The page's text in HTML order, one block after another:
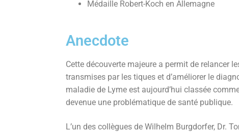
Médaille Robert-Koch en Allemagne
Anecdote
Cette découverte majeure a permit de relancer
transmises par les tiques et d’améliorer le
maladie de Lyme est aujourd’hui classée
devenue une problématique de santé publique.
L’un des collègues de Wilhelm Burgdorfer, Dr.